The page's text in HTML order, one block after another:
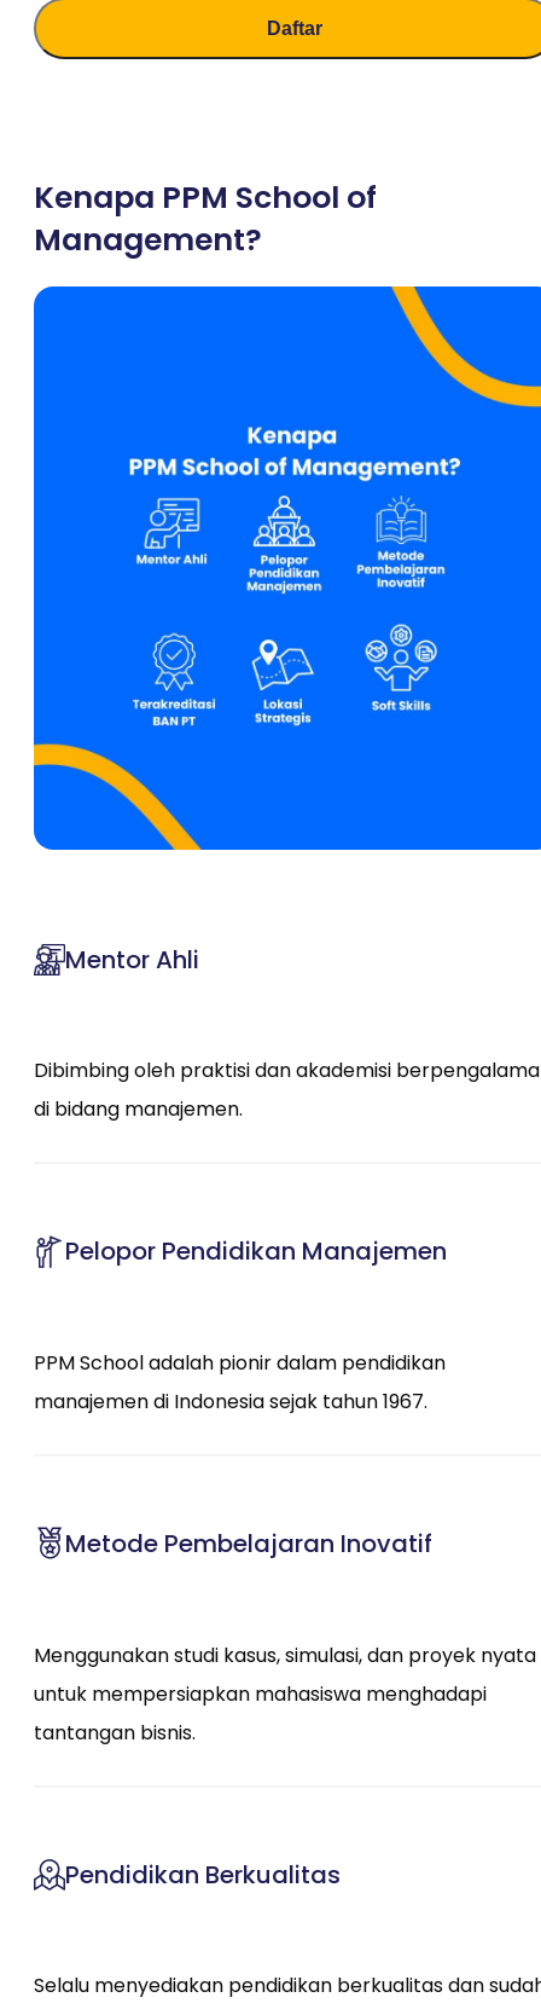
Kenapa PPM School of
Management?
Mentor Ahli
Dibimbing oleh praktisi dan akademisi
di bidang manajemen.
Pelopor Pendidikan Manajemen
PPM School adalah pionir dalam pendidikan
manajemen di Indonesia sejak tahun 1967.
Metode Pembelajaran Inovatif
Menggunakan studi kasus, simulasi, dan proyek nyata
untuk mempersiapkan mahasiswa menghadapi
tantangan bisnis.
Pendidikan Berkualitas
Selalu menyediakan pendidikan berkualitas dan